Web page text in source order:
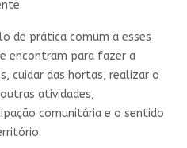
de prática comum a esses
encontram para fazer a
cuidar das hortas, realizar o
atividades,
comunitária e o sentido